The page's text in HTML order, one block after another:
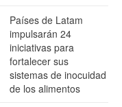
Países de Latam
impulsarán 24
iniciativas para
fortalecer sus
sistemas de inocuidad
de los alimentos